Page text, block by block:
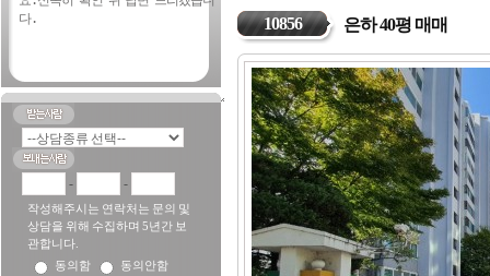
- -
작성해주시는 연락처는 문의 및
상담을 위해 수집하며 5년간 보
관합니다.
동의함
동의안함
10856 은하 40평 매매